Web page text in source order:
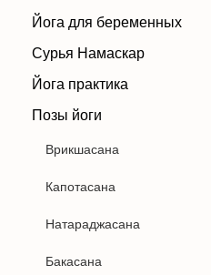
Йога для беременных
Сурья Намаскар
Йога практика
Позы йоги
Врикшасана
Капотасана
Натараджасана
Бакасана